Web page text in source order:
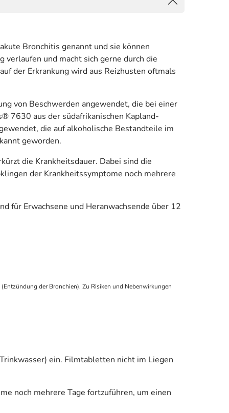
Bronchitis genannt und sie können
verlaufen und macht sich gerne durch die
der Erkrankung wird aus Reizhusten oftmals
von Beschwerden angewendet, die bei einer
7630 aus der südafrikanischen Kapland-
die auf alkoholische Bestandteile im
geworden.
die Krankheitsdauer. Dabei sind die
der Krankheitssymptome noch mehrere
für Erwachsene und Heranwachsende über 12
der Bronchien). Zu Risiken und Nebenwirkungen
ein. Filmtabletten nicht im Liegen
noch mehrere Tage fortzuführen, um einen